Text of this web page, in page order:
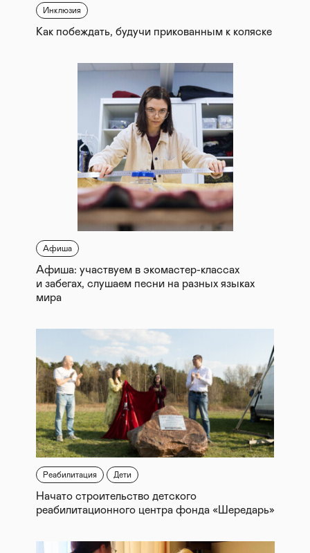
Инклюзия
Как побеждать, будучи прикованным к коляске
Афиша
Афиша: участвуем в экомастер-классах
и забегах, слушаем песни на разных языках
мира
Реабилитация Дети
Начато строительство детского
реабилитационного центра фонда «Шередарь»